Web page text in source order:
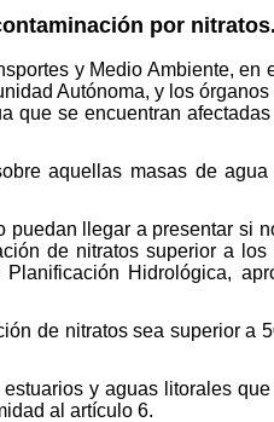
por nitratos.
y Medio Ambiente,
Autónoma, y los
que se encuentran
aquellas masas de
puedan llegar a presentar si
de nitratos superior a
Hidrológica,
de nitratos sea superior
y aguas litorales
al artículo 6.